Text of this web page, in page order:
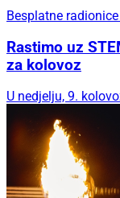
Besplatne
Rastimo uz
za kolovoz
U nedjelju, 9.